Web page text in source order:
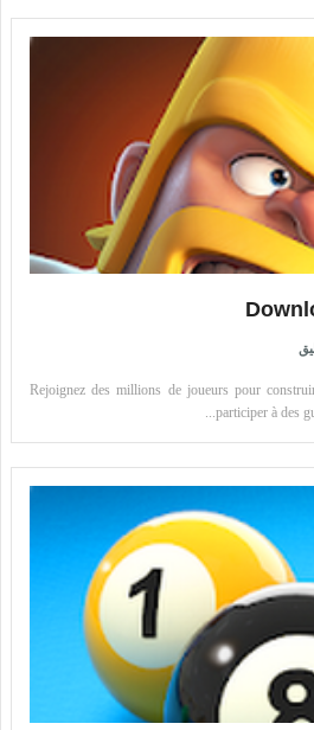
Rejoignez des millions de joueurs pour
participer à des